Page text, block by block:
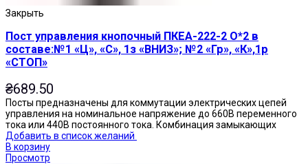
Закрыть
Пост управления кнопочный ПКЕА-222-2 О*2 в
составе:№1 «Ц», «С», 1з «ВНИЗ»; №2 «Гр», «К»,1р
«СТОП»
₴689.50
Посты предназначены для коммутации электрических цепей
управления на номинальное напряжение до 660В переменного
тока или 440В постоянного тока. Комбинация замыкающих
Добавить в список желаний
В корзину
Просмотр